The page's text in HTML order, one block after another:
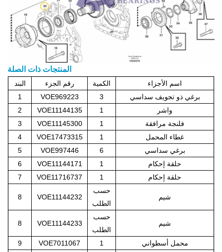
المنتجات ذات الصلة
البند رقم الجزء الكمية
اسم الأجزاء
1
VOE969223 3
برغي ذو تجويف سداسي
2
VOE11144135 1
واشر
3
VOE11145300 1
فلنجة مرافقة
4
VOE17473315 1
غطاء المحمل
5
VOE997446 6
برغي سداسي
6
VOE11144171 1
حلقة إحكام
7
VOE11716737 1 حلقة إحكام
8 VOE11144232
حسب
الطلب
شيم
8 VOE11144233
حسب
الطلب
شيم
9 VOE7011067 1
محمل أسطواني